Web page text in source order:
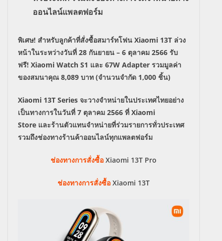
ออนไลน์แพลตฟอร์ม
พิเศษ! สำหรับลูกค้าที่สั่งซื้อสมาร์ทโฟน Xiaomi 13T ล่วง
หน้าในระหว่างวันที่ 28 กันยายน – 6 ตุลาคม 2566 รับ
ฟรี! Xiaomi Watch S1 และ 67W Adapter รวมมูลค่า
ของสมนาคุณ 8,089 บาท (จำนวนจำกัด 1,000 ชิ้น)
Xiaomi 13T Series จะวางจำหน่ายในประเทศไทยอย่าง
เป็นทางการในวันที่ 7 ตุลาคม 2566 ที่ Xiaomi
Store และร้านตัวแทนจำหน่ายที่ร่วมรายการทั่วประเทศ
รวมถึงช่องทางร้านค้าออนไลน์ทุกแพลตฟอร์ม
ช่องทางการสั่งซื้อ Xiaomi 13T Pro
ช่องทางการสั่งซื้อ Xiaomi 13T